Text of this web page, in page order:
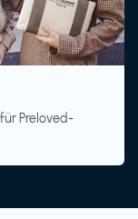
Preloved-